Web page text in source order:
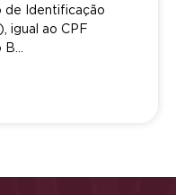
de Identificação
igual ao CPF